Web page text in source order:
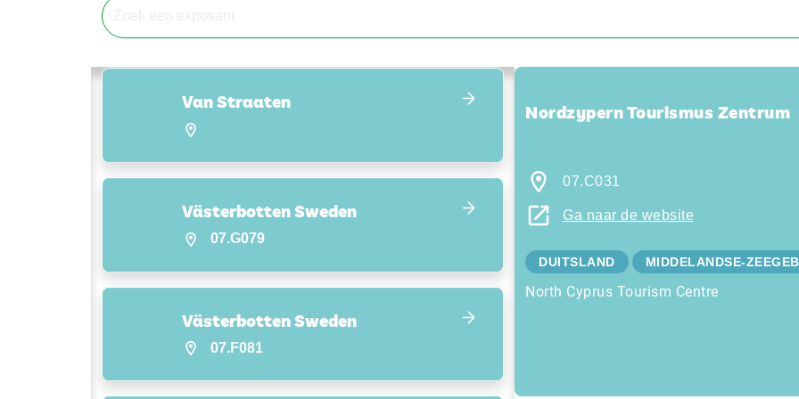
Van Straaten
Västerbotten Sweden
07.G079
Västerbotten Sweden
07.F081
Nordzypern Tourismus Zentrum
07.C031
Ga naar de website
DUITSLAND MIDDELANDSE-
North Cyprus Tourism Centre